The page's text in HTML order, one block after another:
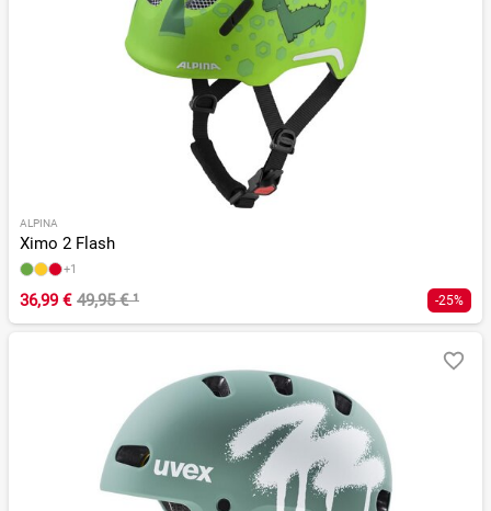
ALPINA
Ximo 2 Flash
+1
36,99 € 49,95 €¹ -25%